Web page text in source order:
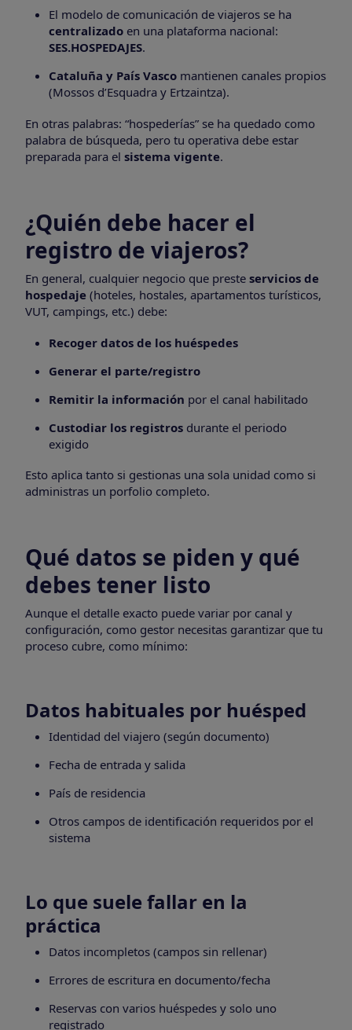
El modelo de comunicación de viajeros se ha
centralizado en una plataforma nacional:
SES.HOSPEDAJES.
Cataluña y País Vasco mantienen canales propios
(Mossos d’Esquadra y Ertzaintza).
En otras palabras: “hospederías” se ha quedado como
palabra de búsqueda, pero tu operativa debe estar
preparada para el sistema vigente.
¿Quién debe hacer el
registro de viajeros?
En general, cualquier negocio que preste servicios de
hospedaje (hoteles, hostales, apartamentos turísticos,
VUT, campings, etc.) debe:
Recoger datos de los huéspedes
Generar el parte/registro
Remitir la información por el canal habilitado
Custodiar los registros durante el periodo
exigido
Esto aplica tanto si gestionas una sola unidad como si
administras un porfolio completo.
Qué datos se piden y qué
debes tener listo
Aunque el detalle exacto puede variar por canal y
configuración, como gestor necesitas garantizar que tu
proceso cubre, como mínimo:
Datos habituales por huésped
Identidad del viajero (según documento)
Fecha de entrada y salida
País de residencia
Otros campos de identificación requeridos por el
sistema
Lo que suele fallar en la
práctica
Datos incompletos (campos sin rellenar)
Errores de escritura en documento/fecha
Reservas con varios huéspedes y solo uno
registrado